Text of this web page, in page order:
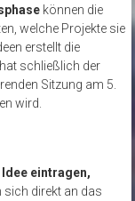
können die
welche Projekte sie
erstellt die
schließlich der
Sitzung am 5.
wird.
eintragen,
sich direkt an das